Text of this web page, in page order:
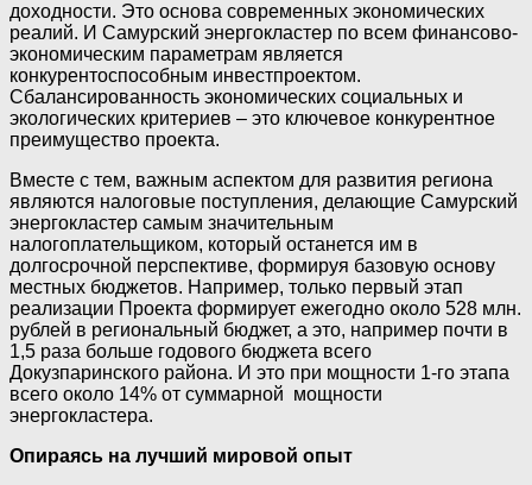
доходности. Это основа современных экономических
реалий. И Самурский энергокластер по всем финансово-
экономическим параметрам является
конкурентоспособным инвестпроектом.
Сбалансированность экономических социальных и
экологических критериев – это ключевое конкурентное
преимущество проекта.
Вместе с тем, важным аспектом для развития региона
являются налоговые поступления, делающие Самурский
энергокластер самым значительным
налогоплательщиком, который останется им в
долгосрочной перспективе, формируя базовую основу
местных бюджетов. Например, только первый этап
реализации Проекта формирует ежегодно около 528 млн.
рублей в региональный бюджет, а это, например почти в
1,5 раза больше годового бюджета всего
Докузпаринского района. И это при мощности 1-го этапа
всего около 14% от суммарной мощности
энергокластера.
Опираясь на лучший мировой опыт